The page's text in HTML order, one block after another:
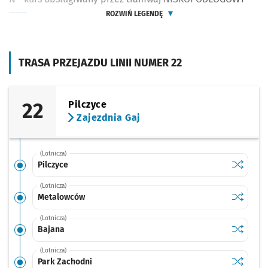
TRASA PRZEJAZDU LINII NUMER 22
22
Pilczyce
Zajezdnia Gaj
(Lotnicza)
Pilczyce Sprawdź
Pilczyce
(Lotnicza)
Metalowców Sprawdź
(Lotnicza)
Bajana Sprawdź
Bajana
(Lotnicza)
Park Zachodni Sprawdź
Park
ROZWIŃ LEGENDĘ